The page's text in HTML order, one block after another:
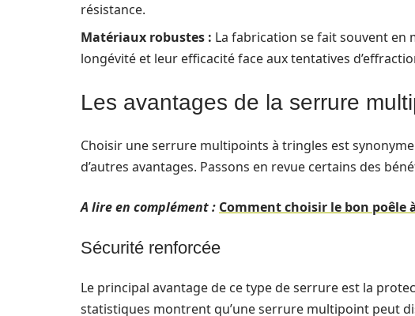
résistance.
Matériaux robustes : La fabrication se fait souvent en
longévité et leur efficacité face aux tentatives
Les avantages de la serrure
Choisir une serrure multipoints à tringles est
d’autres avantages. Passons en revue certains des
A lire en complément : Comment choisir le bon poêle
Sécurité renforcée
Le principal avantage de ce type de serrure est la
statistiques montrent qu’une serrure multipoint peut